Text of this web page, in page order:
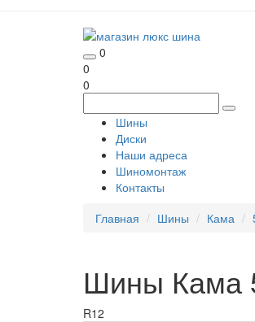
0
0
0
Шины
Диски
Наши адреса
Шиномонтаж
Контакты
Главная
Шины Кама
Шины Кама
R12